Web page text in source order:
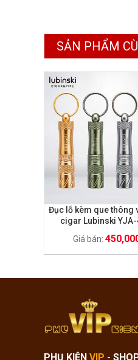
SẢN PHẨM
Đục lỗ kèm que thông
cigar Lubinski
Giá bán:
PHỤ KIỆN VIP -